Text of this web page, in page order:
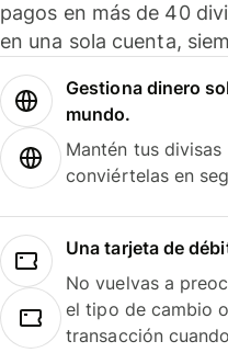
pagos en más de 40
en una sola cuenta,
Gestiona dinero
mundo.
Mantén tus
conviértelas en
Una tarjeta de
No vuelvas a
el tipo de cambio
transacción